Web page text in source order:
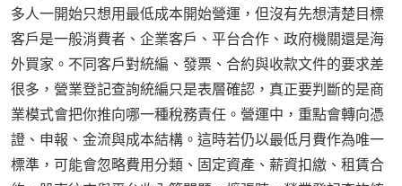
多人一開始只想用最低成本開始營運，但沒有先想清楚目標
客戶是一般消費者、企業客戶、平台合作、政府機關還是海
外買家。不同客戶對統編、發票、合約與收款文件的要求差
很多，營業登記查詢統編只是表層確認，真正要判斷的是商
業模式會把你推向哪一種稅務責任。營運中，重點會轉向憑
證、申報、金流與成本結構。這時若仍以最低月費作為唯一
標準，可能會忽略費用分類、固定資產、薪資扣繳、租賃合